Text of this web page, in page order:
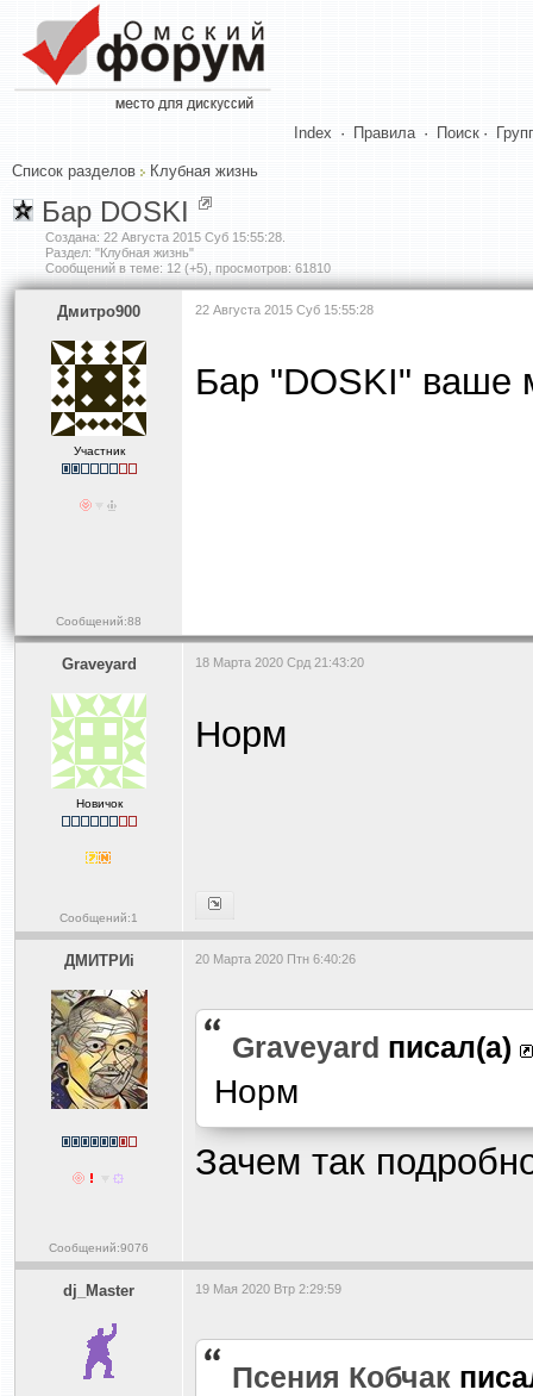
Index · Правила · Поиск ·
Список разделов Клубная жизнь
Бар DOSKI
Создана: 22 Августа 2015 Суб 15:55:28
Раздел: "Клубная жизнь"
Сообщений в теме: 12 (+5), просмотров: 61810
Дмитро900
Участник
Сообщений:88
22 Августа 2015 Суб 15:55:28
Бар "DOSKI" ваше
Graveyard
Новичок
Сообщений:1
18 Марта 2020 Срд 21:43:20
Норм
ДМИТРИi
Сообщений:9076
20 Марта 2020 Птн 6:40:26
Graveyard писал(а)
Норм
Зачем так
dj_Master 19 Мая 2020 Втр 2:29:59
Псения Кобчак